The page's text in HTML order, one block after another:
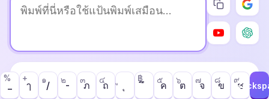
_
%
ๅ
+
/
๑ -
๒ ภ
๓ ถ
๔ ฿
ค
๕ ต
๖ จ
๗ ข
๘ ช
๙